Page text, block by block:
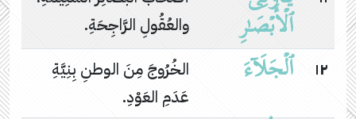
ٱلۡأَبۡصَـٰرِ
والعُقُولِ الرَّاجِحَةِ.
١٢
ٱلۡجَلَاۤءَ
الخُرُوجَ مِنَ الوطنِ بِنِيَّةِ
عَدَمِ العَوْدِ.